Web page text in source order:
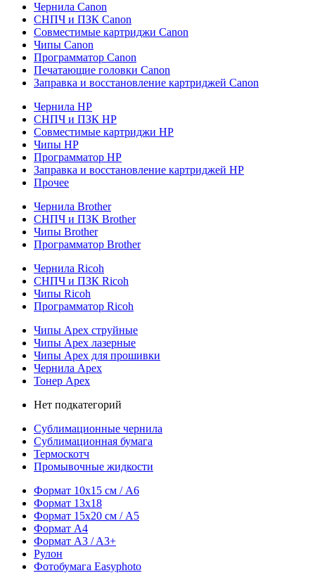
Чернила Canon
СНПЧ и ПЗК Canon
Совместимые картриджи Canon
Чипы Canon
Программатор Canon
Печатающие головки Canon
Заправка и восстановление картриджей Canon
Чернила HP
СНПЧ и ПЗК HP
Совместимые картриджи HP
Чипы HP
Программатор HP
Заправка и восстановление картриджей HP
Прочее
Чернила Brother
СНПЧ и ПЗК Brother
Чипы Brother
Программатор Brother
Чернила Ricoh
СНПЧ и ПЗК Ricoh
Чипы Ricoh
Программатор Ricoh
Чипы Apex струйные
Чипы Apex лазерные
Чипы Apex для прошивки
Чернила Apex
Тонер Apex
Нет подкатегорий
Сублимационные чернила
Сублимационная бумага
Термоскотч
Промывочные жидкости
Формат 10х15 см / A6
Формат 13х18
Формат 15х20 см / A5
Формат А4
Формат A3 / A3+
Рулон
Фотобумага Easyphoto